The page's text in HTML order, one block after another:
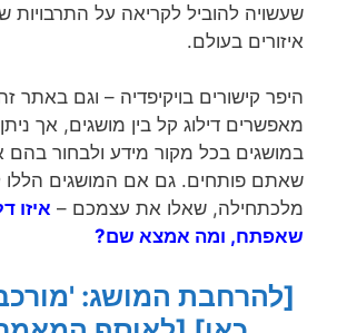
שעשויה להוביל לקריאה על התרבויות
איזורים בעולם.
היפר קישורים בויקיפדיה – וגם באתר
מאפשרים דילוג קל בין מושגים, אך
במושגים בכל מקור מידע ולבחור בהם
שאתם פותחים. גם אם המושגים
מלכתחילה, שאלו את עצמכם – איזו
שאפתח, ומה אמצא שם?
[להרחבת המושג: